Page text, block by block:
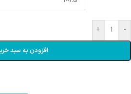
-
+
افزودن به سبد